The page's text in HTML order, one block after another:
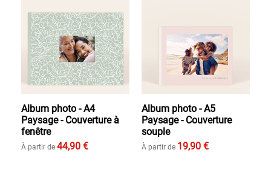
Album photo - A4
Paysage - Couverture à
fenêtre
À partir de 44,90 €
Album photo - A5
Paysage - Couverture
souple
À partir de 19,90 €